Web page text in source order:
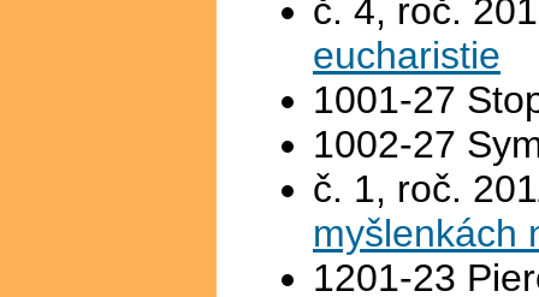
č. 4, roč.
eucharistie
1001-27
1002-27
č. 1, roč.
myšlenkách
1201-23